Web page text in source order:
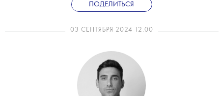
ПОДЕЛИТЬСЯ
03 СЕНТЯБРЯ 2024 12:00